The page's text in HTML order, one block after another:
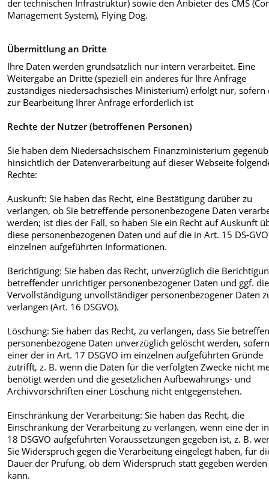
der technischen Infrastruktur) sowie den Anbieter des CMS
Management System), Flying Dog.
Übermittlung an Dritte
Ihre Daten werden grundsätzlich nur intern verarbeitet. Eine
Weitergabe an Dritte (speziell ein anderes für Ihre Anfrage
zuständiges niedersächsisches Ministerium) erfolgt nur, sofern
zur Bearbeitung Ihrer Anfrage erforderlich ist
Rechte der Nutzer (betroffenen Personen)
Sie haben dem Niedersächsischem Finanzministerium
hinsichtlich der Datenverarbeitung auf dieser Webseite
Rechte:
Auskunft: Sie haben das Recht, eine Bestätigung darüber zu
verlangen, ob Sie betreffende personenbezogene Daten
werden; ist dies der Fall, so haben Sie ein Recht auf Auskunft
diese personenbezogenen Daten und auf die in Art. 15 DS-
einzelnen aufgeführten Informationen.
Berichtigung: Sie haben das Recht, unverzüglich die
betreffender unrichtiger personenbezogener Daten und ggf. die
Vervollständigung unvollständiger personenbezogener Daten
verlangen (Art. 16 DSGVO).
Löschung: Sie haben das Recht, zu verlangen, dass Sie
personenbezogene Daten unverzüglich gelöscht werden,
einer der in Art. 17 DSGVO im einzelnen aufgeführten Gründe
zutrifft, z. B. wenn die Daten für die verfolgten Zwecke nicht
benötigt werden und die gesetzlichen Aufbewahrungs- und
Archivvorschriften einer Löschung nicht entgegenstehen.
Einschränkung der Verarbeitung: Sie haben das Recht, die
Einschränkung der Verarbeitung zu verlangen, wenn eine der
18 DSGVO aufgeführten Voraussetzungen gegeben ist, z. B.
Sie Widerspruch gegen die Verarbeitung eingelegt haben, für
Dauer der Prüfung, ob dem Widerspruch statt gegeben werden
kann.